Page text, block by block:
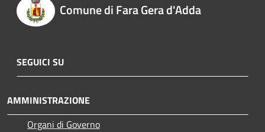
Comune di Fara Gera d'Adda
SEGUICI SU
AMMINISTRAZIONE
Organi di Governo